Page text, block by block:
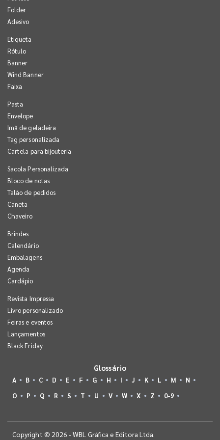
Folder
Adesivo
Etiqueta
Rótulo
Banner
Wind Banner
Faixa
Pasta
Envelope
Imã de geladeira
Tag personalizada
Cartela para bijouteria
Sacola Personalizada
Bloco de notas
Talão de pedidos
Caneta
Chaveiro
Brindes
Calendário
Embalagens
Agenda
Cardápio
Revista Impressa
Livro personalizado
Feiras e eventos
Lançamentos
Black Friday
Glossário
A B C D E F G H I J K L M
N
O
P Q R S T U V W X Z 0-9
Copyright © 2026 - WBL Gráfica e Editora Ltda.